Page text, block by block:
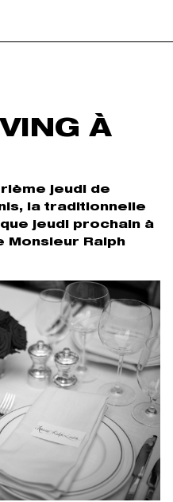
À
jeudi de
la traditionnelle
jeudi prochain à
Monsieur Ralph